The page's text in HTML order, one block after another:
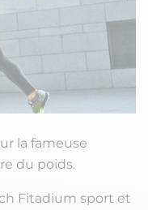
la fameuse
du poids.
Fitadium sport et